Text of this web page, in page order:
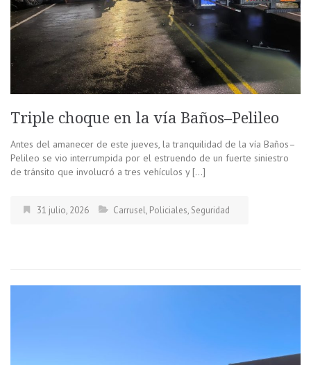
Triple choque en la vía Baños–Pelileo
Antes del amanecer de este jueves, la tranquilidad de la vía Baños–
Pelileo se vio interrumpida por el estruendo de un fuerte siniestro
de tránsito que involucró a tres vehículos y […]
31 julio, 2026 Carrusel, Policiales, Seguridad